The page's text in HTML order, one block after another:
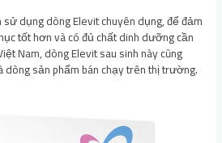
sử dụng dòng Elevit chuyên dụng, để đảm
tốt hơn và có đủ chất dinh dưỡng cần
Nam, dòng Elevit sau sinh này cũng
sản phẩm bán chạy trên thị trường.